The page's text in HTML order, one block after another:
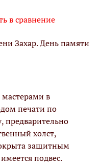
в сравнение
Захар. День памяти
в
печати по
предварительно
холст,
защитным
подвес.